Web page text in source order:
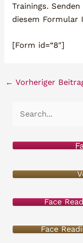
Trainings.
diesem Formular
[Form id=“8″]
← Vorheriger
e
n
c
Face
Face